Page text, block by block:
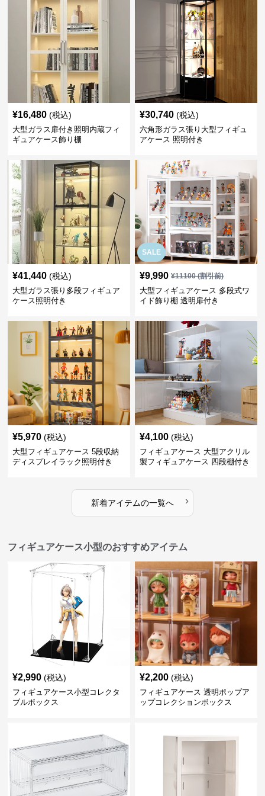
¥16,480 (税込)
大型ガラス扉付き照明内蔵フィ
ギュアケース飾り棚
¥30,740 (税込)
六角形ガラス張り大型フィギュ
アケース 照明付き
¥41,440 (税込)
大型ガラス張り多段フィギュア
ケース照明付き
SALE
¥9,990 ¥11100(割引前)
大型フィギュアケース 多段式ワ
イド飾り棚 透明扉付き
¥5,970 (税込)
大型フィギュアケース 5段収納
ディスプレイラック照明付き
¥4,100 (税込)
フィギュアケース 大型アクリル
製フィギュアケース 四段棚付き
新着アイテムの一覧へ ›
フィギュアケース小型のおすすめアイテム
¥2,990 (税込)
フィギュアケース小型コレクタ
ブルボックス
¥2,200 (税込)
フィギュアケース 透明ポップア
ップコレクションボックス